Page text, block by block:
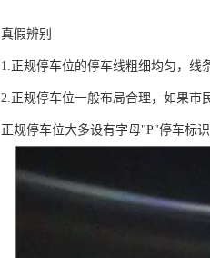
真假辨别
1.正规停车位的停车线粗细均匀，线
2.正规停车位一般布局合理，如果市
正规停车位大多设有字母"P"停车标